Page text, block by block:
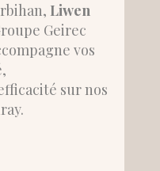
Liwen
Geirec
vos
sur nos